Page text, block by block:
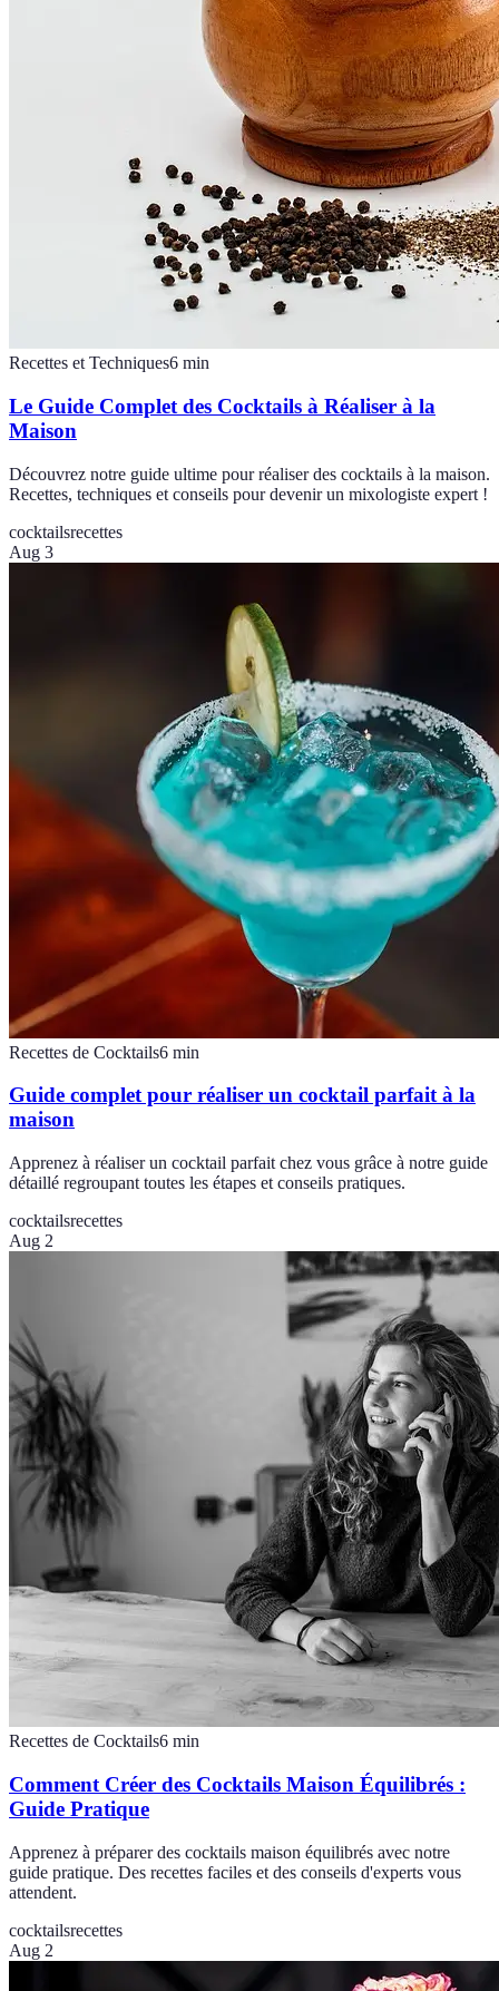
Recettes et Techniques6 min
Le Guide Complet des Cocktails à Réaliser à la
Maison
Découvrez notre guide ultime pour réaliser des cocktails à la maison.
Recettes, techniques et conseils pour devenir un mixologiste expert !
cocktailsrecettes
Aug 3
Recettes de Cocktails6 min
Guide complet pour réaliser un cocktail parfait à la
maison
Apprenez à réaliser un cocktail parfait chez vous grâce à notre guide
détaillé regroupant toutes les étapes et conseils pratiques.
cocktailsrecettes
Aug 2
Recettes de Cocktails6 min
Comment Créer des Cocktails Maison Équilibrés :
Guide Pratique
Apprenez à préparer des cocktails maison équilibrés avec notre
guide pratique. Des recettes faciles et des conseils d'experts vous
attendent.
cocktailsrecettes
Aug 2